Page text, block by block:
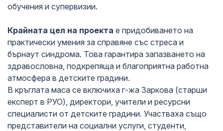
обучения и супервизии.
Крайната цел на проекта е придобиването на
практически умения за справяне със стреса и
бърнаут синдрома. Това гарантира запазването на
здравословна, подкрепяща и благоприятна работна
атмосфера в детските градини.
В кръглата маса се включиха г-жа Заркова (старши
експерт в РУО), директори, учители и ресурсни
специалисти от детските градини. Участваха също
представители на социални услуги, студенти,